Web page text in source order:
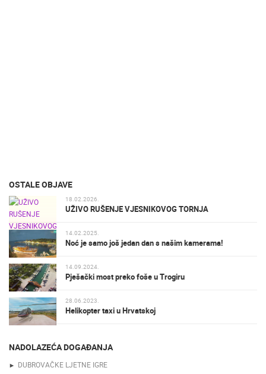
OSTALE OBJAVE
18.02.2026.
UŽIVO RUŠENJE VJESNIKOVOG TORNJA
14.02.2025.
Noć je samo još jedan dan s našim kamerama!
14.09.2024.
Pješački most preko foše u Trogiru
28.06.2023.
Helikopter taxi u Hrvatskoj
NADOLAZEĆA DOGAĐANJA
DUBROVAČKE LJETNE IGRE